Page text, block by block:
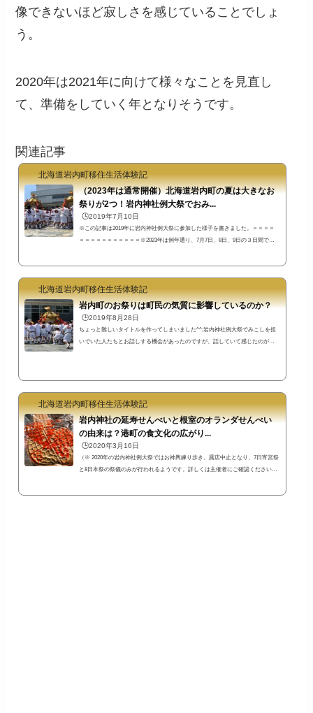
像できないほど寂しさを感じていることでしょ
う。
2020年は2021年に向けて様々なことを見直し
て、準備をしていく年となりそうです。
関連記事
北海道岩内町移住生活体験記
（2023年は通常開催）北海道岩内町の夏は大きなお
祭りが2つ！岩内神社例大祭でおみ...
🕒️2019年7月10日
※この記事は2019年に岩内神社例大祭に参加した様子を書きました。＝＝＝＝
＝＝＝＝＝＝＝＝＝＝＝※2023年は例年通り、7月7日、8日、9日の３日間で岩
情報は岩内神社のホームページから7月と８月に岩内町では大きなお祭りがあり
ます。今回は７月に開催される「岩内神社例大祭」でおみこしを担ぐ機会を頂
きま...
北海道岩内町移住生活体験記
岩内町のお祭りは町民の気質に影響しているのか？
🕒️2019年8月28日
ちょっと難しいタイトルを作ってしまいました^^;岩内神社例大祭でみこしを担
いでいた人たちとお話しする機会があったのですが、話していて感じたのが、
こし担ぎ大好き私は話を聞いている間、ずっと岩内町出身の人かと思っていた
方が...
北海道岩内町移住生活体験記
岩内神社の延寿せんべいと根室のオランダせんべい
の由来は？港町の食文化の広がり...
🕒️2020年3月16日
（※ 2020年の岩内神社例大祭ではお神輿練り歩き、露店中止となり、7日宵宮祭
と8日本祭の祭儀のみが行われるようです。詳しくは主催者にご確認ください。